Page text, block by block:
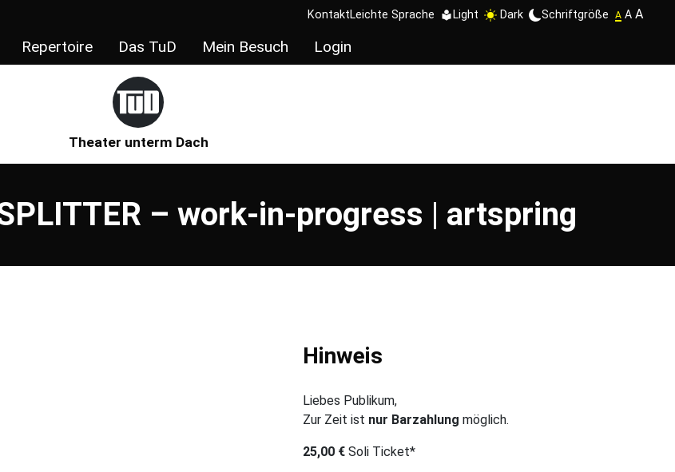
KontaktLeichte Sprache Light Dark Schriftgröße A A A
Repertoire Das TuD Mein Besuch Login
Theater unterm Dach
– work-in-progress | artspring
Hinweis
Liebes Publikum,
Zur Zeit ist nur Barzahlung möglich.
25,00 € Soli Ticket*